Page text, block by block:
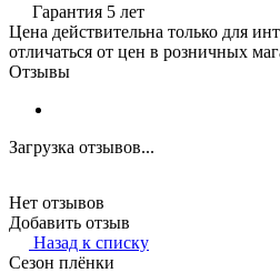
Гарантия 5 лет
Цена действительна только для
отличаться от цен в розничных
Отзывы
Загрузка отзывов...
Нет отзывов
Добавить отзыв
Назад к списку
Сезон плёнки